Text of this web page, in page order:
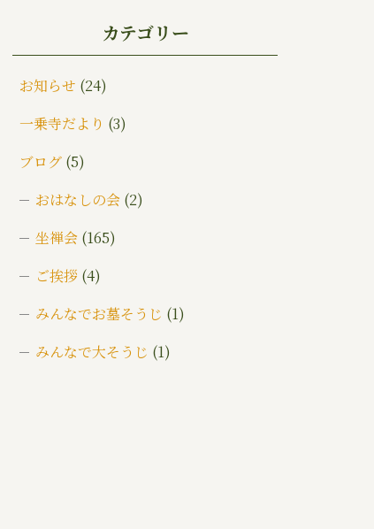
カテゴリー
お知らせ (24)
一乗寺だより (3)
ブログ (5)
おはなしの会(2)
坐禅会(165)
ご挨拶 (4)
みんなでお墓そうじ (1)
みんなで大そうじ (1)